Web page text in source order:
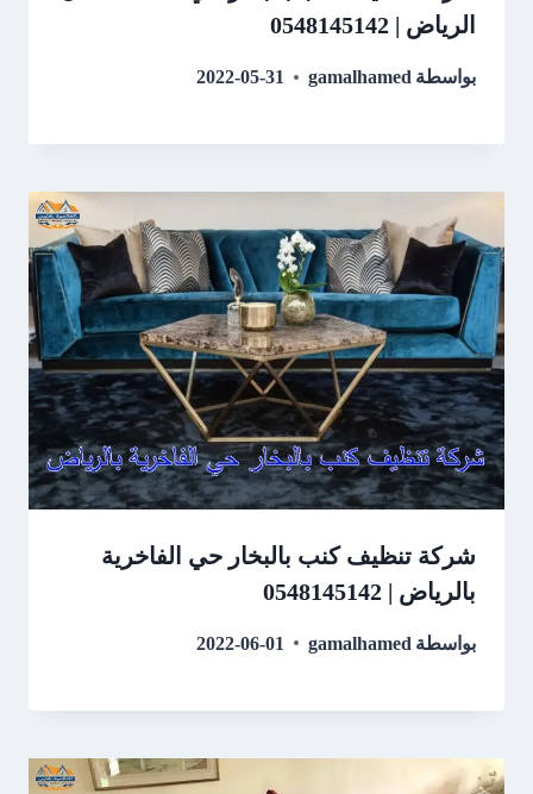
الرياض | 0548145142
بواسطة gamalhamed
2022-05-31
شركة تنظيف كنب بالبخار حي الفاخرية
بالرياض | 0548145142
بواسطة gamalhamed
2022-06-01